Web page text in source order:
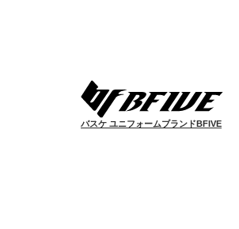
バスケ ユニフォームブランドBFIVE